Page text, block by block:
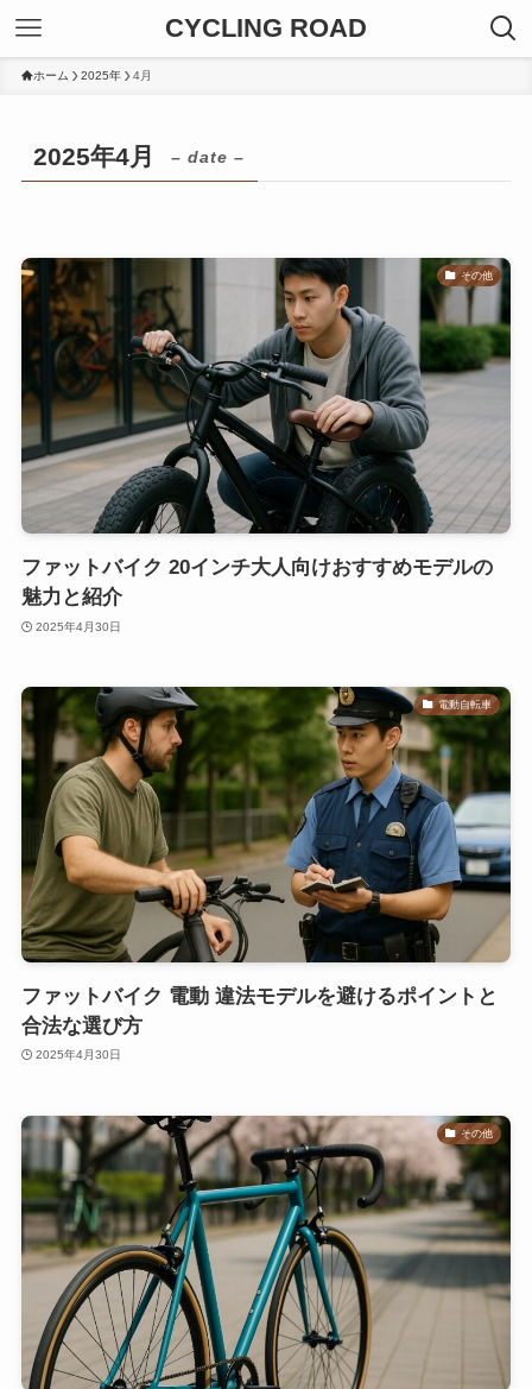
CYCLING ROAD
ホーム 2025年 4月
2025年4月 – date –
その他
ファットバイク 20インチ大人向けおすすめモデルの
魅力と紹介
2025年4月30日
電動自転車
ファットバイク 電動 違法モデルを避けるポイントと
合法な選び方
2025年4月30日
その他